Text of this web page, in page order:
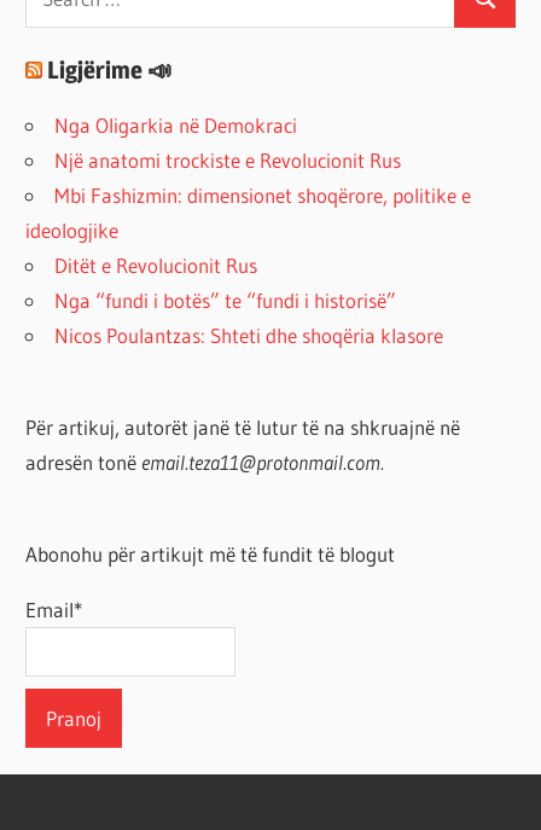
for:
Search
Ligjërime 📣
Nga Oligarkia në Demokraci
Një anatomi trockiste e Revolucionit Rus
Mbi Fashizmin: dimensionet shoqërore, politike e
ideologjike
Ditët e Revolucionit Rus
Nga “fundi i botës” te “fundi i historisë”
Nicos Poulantzas: Shteti dhe shoqëria klasore
Për artikuj, autorët janë të lutur të na shkruajnë në
adresën tonë email.teza11@protonmail.com.
Abonohu për artikujt më të fundit të blogut
Email*